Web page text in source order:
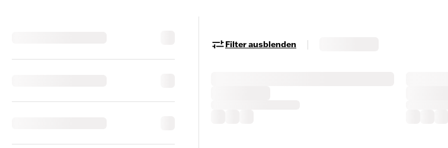
Filter ausblenden